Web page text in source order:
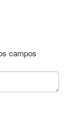
campos